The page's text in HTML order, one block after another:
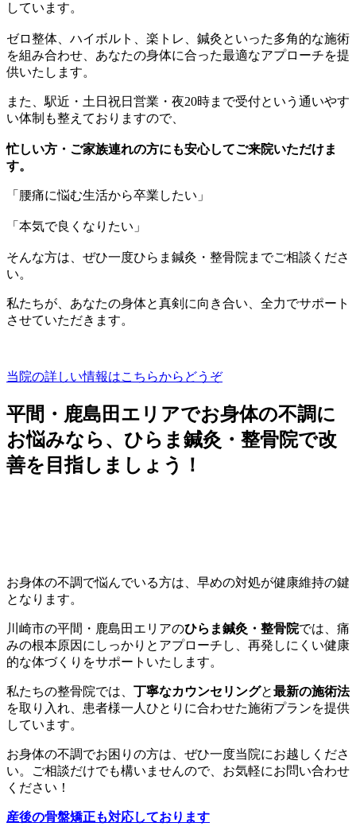
しています。
ゼロ整体、ハイボルト、楽トレ、鍼灸といった多角的な施術
を組み合わせ、あなたの身体に合った最適なアプローチを提
供いたします。
また、駅近・土日祝日営業・夜20時まで受付という通いやす
い体制も整えておりますので、
忙しい方・ご家族連れの方にも安心してご来院いただけま
す。
「腰痛に悩む生活から卒業したい」
「本気で良くなりたい」
そんな方は、ぜひ一度ひらま鍼灸・整骨院までご相談くださ
い。
私たちが、あなたの身体と真剣に向き合い、全力でサポート
させていただきます。
当院の詳しい情報はこちらからどうぞ
平間・鹿島田エリアでお身体の不調に
お悩みなら、ひらま鍼灸・整骨院で改
善を目指しましょう！
お身体の不調で悩んでいる方は、早めの対処が健康維持の鍵
となります。
川崎市の平間・鹿島田エリアのひらま鍼灸・整骨院では、痛
みの根本原因にしっかりとアプローチし、再発しにくい健康
的な体づくりをサポートいたします。
私たちの整骨院では、 丁寧なカウンセリングと最新の施術法
を取り入れ、患者様一人ひとりに合わせた施術プランを提供
しています。
お身体の不調でお困りの方は、ぜひ一度当院にお越しくださ
い。ご相談だけでも構いませんので、お気軽にお問い合わせ
ください！
産後の骨盤矯正も対応しております